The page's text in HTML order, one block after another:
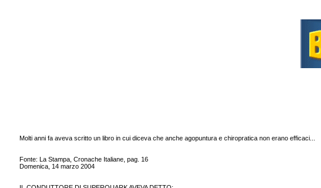
Molti anni fa aveva scritto un libro in cui diceva che anche agopuntura e chiropratica non erano efficaci...
Fonte: La Stampa, Cronache Italiane, pag. 16
Domenica, 14 marzo 2004